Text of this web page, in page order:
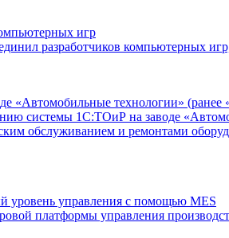
игр
разработчиков компьютерных
«Автомобильные технологии»
системы 1С:ТОиР на заводе
обслуживанием и ремонтами
уровень управления с помощью MES
платформы управления